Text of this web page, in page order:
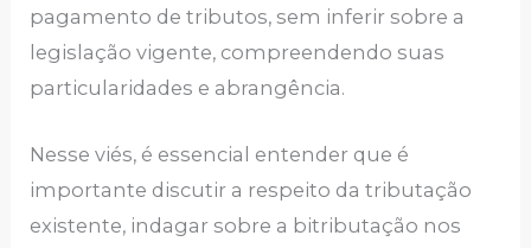
pagamento de tributos, sem inferir sobre a
legislação vigente, compreendendo suas
particularidades e abrangência.
Nesse viés, é essencial entender que é
importante discutir a respeito da tributação
existente, indagar sobre a bitributação nos